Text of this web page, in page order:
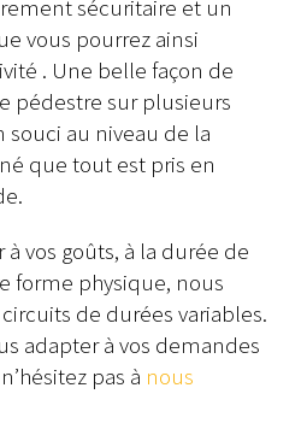
sécuritaire et un
vous pourrez ainsi
. Une belle façon de
pédestre sur plusieurs
souci au niveau de la
que tout est pris en
vos goûts, à la durée de
forme physique, nous
de durées variables.
adapter à vos demandes
pas à nous